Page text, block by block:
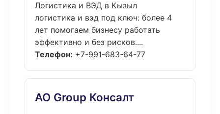
Логистика и ВЭД в Кызыл
логистика и вэд под ключ: более 4
лет помогаем бизнесу работать
эффективно и без рисков....
Телефон: +7-991-683-64-77
АО Group Консалт